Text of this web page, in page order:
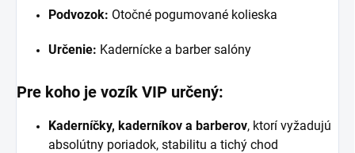
Podvozok: Otočné pogumované kolieska
Určenie: Kadernícke a barber salóny
Pre koho je vozík VIP určený:
Kaderníčky, kaderníkov a barberov, ktorí vyžadujú
absolútny poriadok, stabilitu a tichý chod